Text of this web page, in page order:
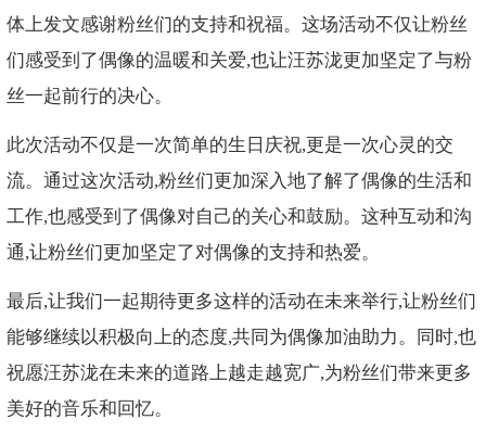
体上发文感谢粉丝们的支持和祝福。这场活动不仅让粉丝
们感受到了偶像的温暖和关爱,也让汪苏泷更加坚定了与粉
丝一起前行的决心。
此次活动不仅是一次简单的生日庆祝,更是一次心灵的交
流。通过这次活动,粉丝们更加深入地了解了偶像的生活和
工作,也感受到了偶像对自己的关心和鼓励。这种互动和沟
通,让粉丝们更加坚定了对偶像的支持和热爱。
最后,让我们一起期待更多这样的活动在未来举行,让粉丝们
能够继续以积极向上的态度,共同为偶像加油助力。同时,也
祝愿汪苏泷在未来的道路上越走越宽广,为粉丝们带来更多
美好的音乐和回忆。